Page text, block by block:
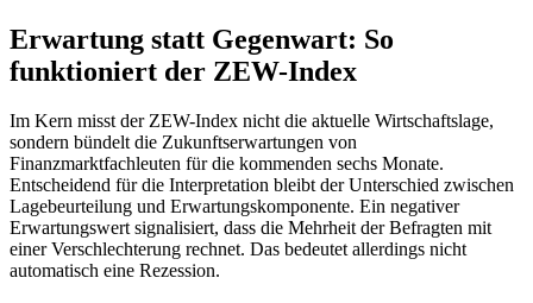
Erwartung statt Gegenwart: So
funktioniert der ZEW-Index
Im Kern misst der ZEW-Index nicht die aktuelle Wirtschaftslage,
sondern bündelt die Zukunftserwartungen von
Finanzmarktfachleuten für die kommenden sechs Monate.
Entscheidend für die Interpretation bleibt der Unterschied zwischen
Lagebeurteilung und Erwartungskomponente. Ein negativer
Erwartungswert signalisiert, dass die Mehrheit der Befragten mit
einer Verschlechterung rechnet. Das bedeutet allerdings nicht
automatisch eine Rezession.